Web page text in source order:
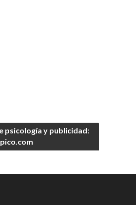
psicología y publicidad: